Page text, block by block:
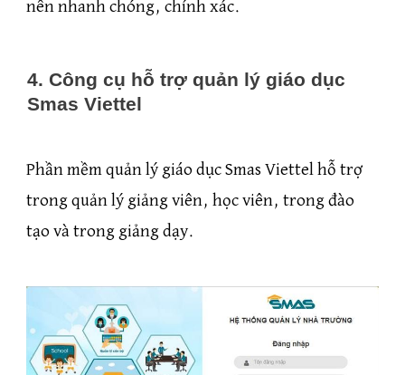
nên nhanh chóng, chính xác.
4. Công cụ hỗ trợ quản lý giáo dục
Smas Viettel
Phần mềm quản lý giáo dục Smas Viettel hỗ trợ
trong quản lý giảng viên, học viên, trong đào
tạo và trong giảng dạy.